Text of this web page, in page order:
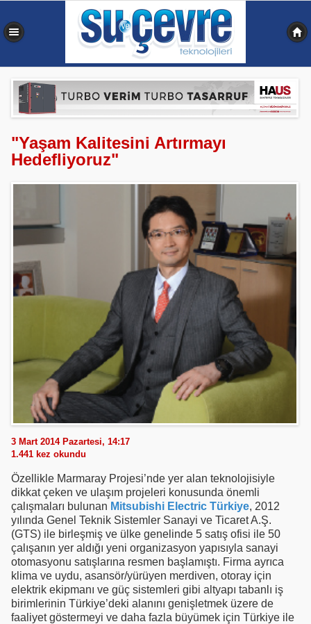
"Yaşam Kalitesini Artırmayı
Hedefliyoruz"
3 Mart 2014 Pazartesi, 14:17
1.441 kez okundu
Özellikle Marmaray Projesi’nde yer alan teknolojisiyle
dikkat çeken ve ulaşım projeleri konusunda önemli
çalışmaları bulunan Mitsubishi Electric Türkiye, 2012
yılında Genel Teknik Sistemler Sanayi ve Ticaret A.Ş.
(GTS) ile birleşmiş ve ülke genelinde 5 satış ofisi ile 50
çalışanın yer aldığı yeni organizasyon yapısıyla sanayi
otomasyonu satışlarına resmen başlamıştı. Firma ayrıca
klima ve uydu, asansör/yürüyen merdiven, otoray için
elektrik ekipmanı ve güç sistemleri gibi altyapı tabanlı iş
birimlerinin Türkiye’deki alanını genişletmek üzere de
faaliyet göstermeyi ve daha fazla büyümek için Türkiye ile
0,326 sn